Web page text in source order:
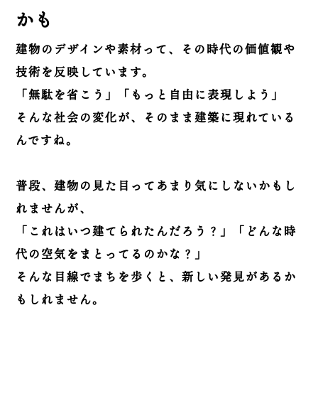
かも
建物のデザインや素材って、その時代の価値観や
技術を反映しています。
「無駄を省こう」「もっと自由に表現しよう」
そんな社会の変化が、そのまま建築に現れている
んですね。
普段、建物の見た目ってあまり気にしないかもし
れませんが、
「これはいつ建てられたんだろう？」「どんな時
代の空気をまとってるのかな？」
そんな目線でまちを歩くと、新しい発見があるか
もしれません。